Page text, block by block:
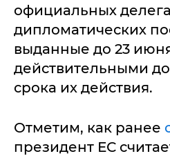
официальных
дипломатических
выданные до 23
действительными
срока их действия.
Отметим, как ранее
президент ЕС